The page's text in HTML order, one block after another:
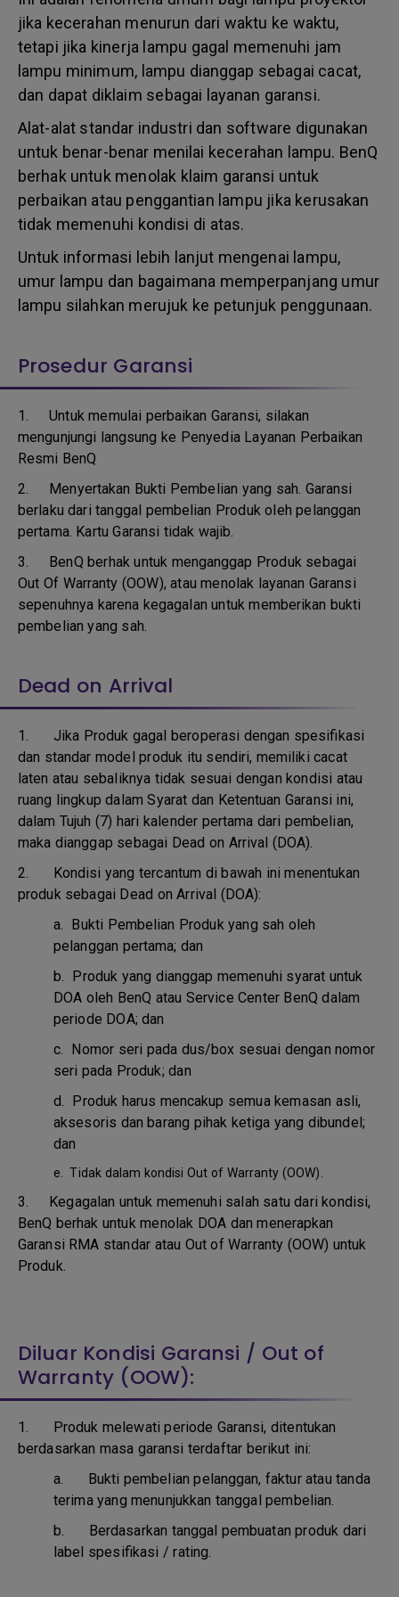
jika kecerahan menurun dari waktu ke waktu,
tetapi jika kinerja lampu gagal memenuhi jam
lampu minimum, lampu dianggap sebagai cacat,
dan dapat diklaim sebagai layanan garansi.
Alat-alat standar industri dan software digunakan
untuk benar-benar menilai kecerahan lampu. BenQ
berhak untuk menolak klaim garansi untuk
perbaikan atau penggantian lampu jika kerusakan
tidak memenuhi kondisi di atas.
Untuk informasi lebih lanjut mengenai lampu,
umur lampu dan bagaimana memperpanjang umur
lampu silahkan merujuk ke petunjuk penggunaan.
Prosedur Garansi
1.Untuk memulai perbaikan Garansi, silakan
mengunjungi langsung ke Penyedia Layanan Perbaikan
Resmi BenQ
2. Menyertakan Bukti Pembelian yang sah. Garansi
berlaku dari tanggal pembelian Produk oleh pelanggan
pertama. Kartu Garansi tidak wajib.
3. BenQ berhak untuk menganggap Produk sebagai
Out Of Warranty (OOW), atau menolak layanan Garansi
sepenuhnya karena kegagalan untuk memberikan bukti
pembelian yang sah.
Dead on Arrival
1. Jika Produk gagal beroperasi dengan spesifikasi
dan standar model produk itu sendiri, memiliki cacat
laten atau sebaliknya tidak sesuai dengan kondisi atau
ruang lingkup dalam Syarat dan Ketentuan Garansi ini,
dalam Tujuh (7) hari kalender pertama dari pembelian,
maka dianggap sebagai Dead on Arrival (DOA).
2. Kondisi yang tercantum di bawah ini menentukan
produk sebagai Dead on Arrival (DOA):
a. Bukti Pembelian Produk yang sah oleh
pelanggan pertama; dan
b. Produk yang dianggap memenuhi syarat untuk
DOA oleh BenQ atau Service Center BenQ dalam
periode DOA; dan
c. Nomor seri pada dus/box sesuai dengan nomor
seri pada Produk; dan
d. Produk harus mencakup semua kemasan asli,
aksesoris dan barang pihak ketiga yang dibundel;
dan
e.Tidak dalam kondisi Out of Warranty (OOW).
3. Kegagalan untuk memenuhi salah satu dari kondisi,
BenQ berhak untuk menolak DOA dan menerapkan
Garansi RMA standar atau Out of Warranty (OOW) untuk
Produk.
Diluar Kondisi Garansi / Out of
Warranty (OOW):
1. Produk melewati periode Garansi, ditentukan
berdasarkan masa garansi terdaftar berikut ini:
a. Bukti pembelian pelanggan, faktur atau tanda
terima yang menunjukkan tanggal pembelian.
b. Berdasarkan tanggal pembuatan produk dari
label spesifikasi / rating.